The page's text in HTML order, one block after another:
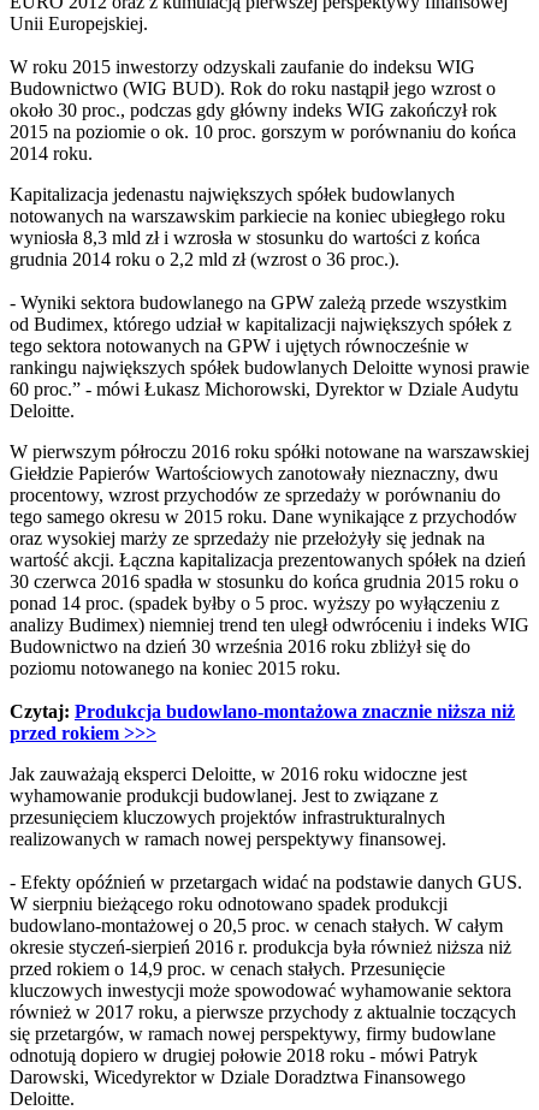
Unii Europejskiej.
W roku 2015 inwestorzy odzyskali zaufanie do indeksu WIG
Budownictwo (WIG BUD). Rok do roku nastąpił jego wzrost o
około 30 proc., podczas gdy główny indeks WIG zakończył rok
2015 na poziomie o ok. 10 proc. gorszym w porównaniu do końca
2014 roku.
Kapitalizacja jedenastu największych spółek budowlanych
notowanych na warszawskim parkiecie na koniec ubiegłego roku
wyniosła 8,3 mld zł i wzrosła w stosunku do wartości z końca
grudnia 2014 roku o 2,2 mld zł (wzrost o 36 proc.).
- Wyniki sektora budowlanego na GPW zależą przede wszystkim
od Budimex, którego udział w kapitalizacji największych spółek z
tego sektora notowanych na GPW i ujętych równocześnie w
rankingu największych spółek budowlanych Deloitte wynosi prawie
60 proc.” - mówi Łukasz Michorowski, Dyrektor w Dziale Audytu
Deloitte.
W pierwszym półroczu 2016 roku spółki notowane na warszawskiej
Giełdzie Papierów Wartościowych zanotowały nieznaczny, dwu
procentowy, wzrost przychodów ze sprzedaży w porównaniu do
tego samego okresu w 2015 roku. Dane wynikające z przychodów
oraz wysokiej marży ze sprzedaży nie przełożyły się jednak na
wartość akcji. Łączna kapitalizacja prezentowanych spółek na dzień
30 czerwca 2016 spadła w stosunku do końca grudnia 2015 roku o
ponad 14 proc. (spadek byłby o 5 proc. wyższy po wyłączeniu z
analizy Budimex) niemniej trend ten uległ odwróceniu i indeks WIG
Budownictwo na dzień 30 września 2016 roku zbliżył się do
poziomu notowanego na koniec 2015 roku.
Czytaj: Produkcja budowlano-montażowa znacznie niższa niż
przed rokiem >>>
Jak zauważają eksperci Deloitte, w 2016 roku widoczne jest
wyhamowanie produkcji budowlanej. Jest to związane z
przesunięciem kluczowych projektów infrastrukturalnych
realizowanych w ramach nowej perspektywy finansowej.
- Efekty opóźnień w przetargach widać na podstawie danych GUS.
W sierpniu bieżącego roku odnotowano spadek produkcji
budowlano-montażowej o 20,5 proc. w cenach stałych. W całym
okresie styczeń-sierpień 2016 r. produkcja była również niższa niż
przed rokiem o 14,9 proc. w cenach stałych. Przesunięcie
kluczowych inwestycji może spowodować wyhamowanie sektora
również w 2017 roku, a pierwsze przychody z aktualnie toczących
się przetargów, w ramach nowej perspektywy, firmy budowlane
odnotują dopiero w drugiej połowie 2018 roku - mówi Patryk
Darowski, Wicedyrektor w Dziale Doradztwa Finansowego
Deloitte.